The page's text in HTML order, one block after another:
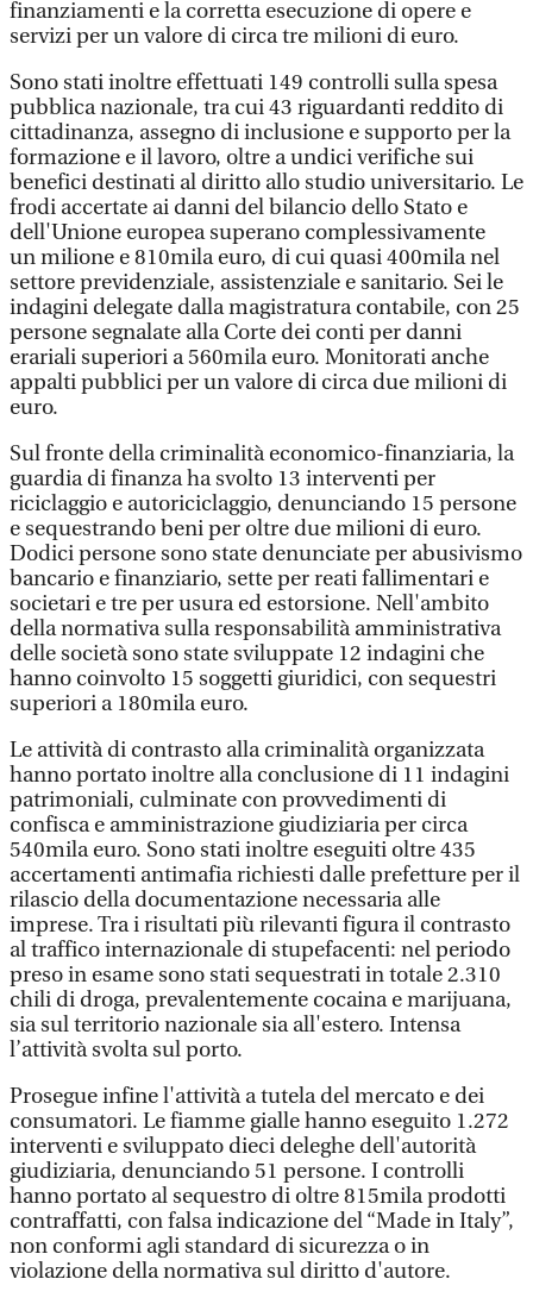
finanziamenti e la corretta esecuzione di opere e
servizi per un valore di circa tre milioni di euro.
Sono stati inoltre effettuati 149 controlli sulla spesa
pubblica nazionale, tra cui 43 riguardanti reddito di
cittadinanza, assegno di inclusione e supporto per la
formazione e il lavoro, oltre a undici verifiche sui
benefici destinati al diritto allo studio universitario. Le
frodi accertate ai danni del bilancio dello Stato e
dell'Unione europea superano complessivamente
un milione e 810mila euro, di cui quasi 400mila nel
settore previdenziale, assistenziale e sanitario. Sei le
indagini delegate dalla magistratura contabile, con 25
persone segnalate alla Corte dei conti per danni
erariali superiori a 560mila euro. Monitorati anche
appalti pubblici per un valore di circa due milioni di
euro.
Sul fronte della criminalità economico-finanziaria, la
guardia di finanza ha svolto 13 interventi per
riciclaggio e autoriciclaggio, denunciando 15 persone
e sequestrando beni per oltre due milioni di euro.
Dodici persone sono state denunciate per abusivismo
bancario e finanziario, sette per reati fallimentari e
societari e tre per usura ed estorsione. Nell'ambito
della normativa sulla responsabilità amministrativa
delle società sono state sviluppate 12 indagini che
hanno coinvolto 15 soggetti giuridici, con sequestri
superiori a 180mila euro.
Le attività di contrasto alla criminalità organizzata
hanno portato inoltre alla conclusione di 11 indagini
patrimoniali, culminate con provvedimenti di
confisca e amministrazione giudiziaria per circa
540mila euro. Sono stati inoltre eseguiti oltre 435
accertamenti antimafia richiesti dalle prefetture per il
rilascio della documentazione necessaria alle
imprese. Tra i risultati più rilevanti figura il contrasto
al traffico internazionale di stupefacenti: nel periodo
preso in esame sono stati sequestrati in totale 2.310
chili di droga, prevalentemente cocaina e marijuana,
sia sul territorio nazionale sia all'estero. Intensa
l’attività svolta sul porto.
Prosegue infine l'attività a tutela del mercato e dei
consumatori. Le fiamme gialle hanno eseguito 1.272
interventi e sviluppato dieci deleghe dell'autorità
giudiziaria, denunciando 51 persone. I controlli
hanno portato al sequestro di oltre 815mila prodotti
contraffatti, con falsa indicazione del “Made in Italy”,
non conformi agli standard di sicurezza o in
violazione della normativa sul diritto d'autore.